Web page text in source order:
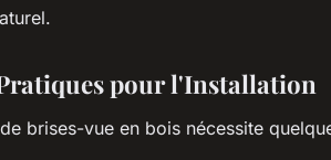
pour l'Installation
brises-vue en bois nécessite